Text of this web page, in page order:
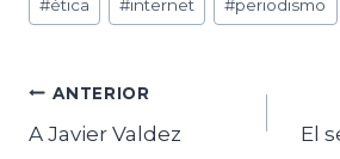
de
entrada:
#ética #internet #periodismo
Navegación
de
ANTERIOR
A Javier Valdez El